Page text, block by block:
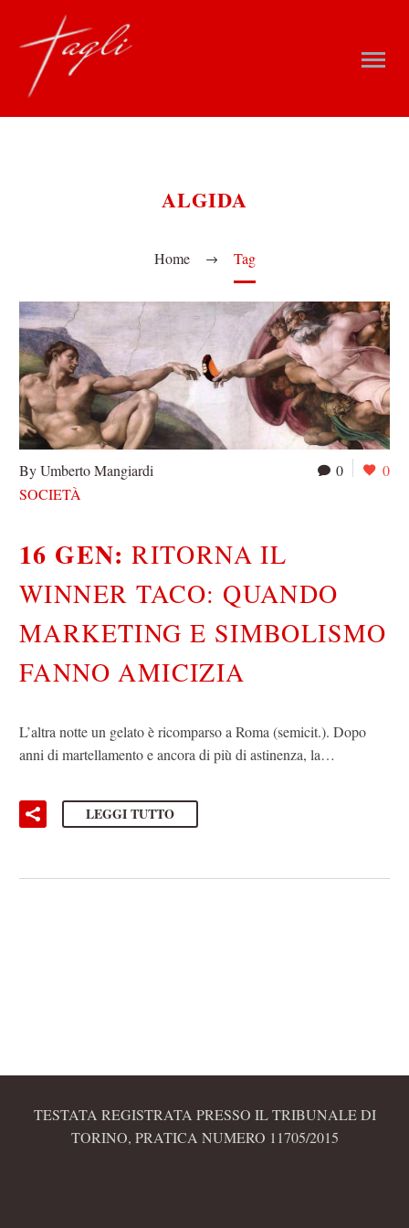
ALGIDA
Home Tag
0 0
By Umberto Mangiardi
SOCIETÀ
16 GEN:RITORNA IL
WINNER TACO: QUANDO
MARKETING E SIMBOLISMO
FANNO AMICIZIA
L’altra notte un gelato è ricomparso a Roma (semicit.). Dopo
anni di martellamento e ancora di più di astinenza, la…
LEGGI TUTTO
TESTATA REGISTRATA PRESSO IL TRIBUNALE DI
TORINO, PRATICA NUMERO 11705/2015